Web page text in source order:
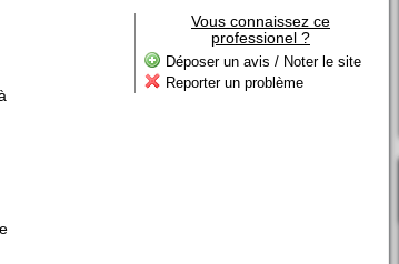
Vous connaissez ce
professionel ?
Déposer un avis / Noter le site
Reporter un problème